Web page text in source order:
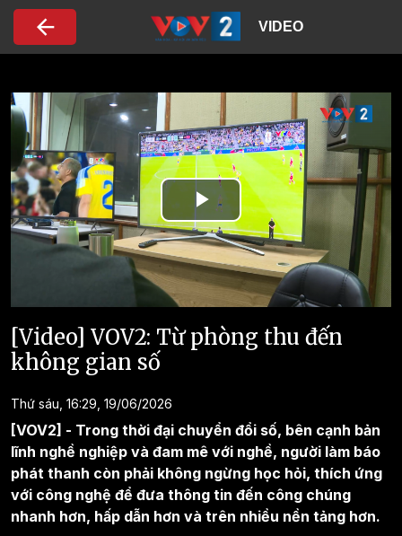
Nhảy đến nội dung
VIDEO
Play
Video
[Video] VOV2: Từ phòng thu đến
không gian số
Thứ sáu, 16:29, 19/06/2026
[VOV2] - Trong thời đại chuyển đổi số, bên cạnh bản
lĩnh nghề nghiệp và đam mê với nghề, người làm báo
phát thanh còn phải không ngừng học hỏi, thích ứng
với công nghệ để đưa thông tin đến công chúng
nhanh hơn, hấp dẫn hơn và trên nhiều nền tảng hơn.